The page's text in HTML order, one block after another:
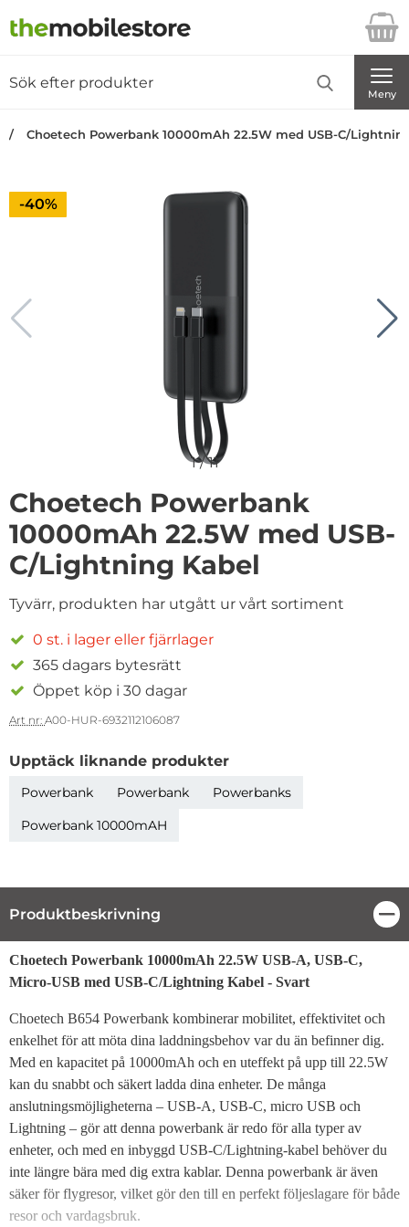
Startsidan för Danira Telecom AB
Meny
Choetech Powerbank 10000mAh 22.5W med USB-C/
Priset är nedsatt med
-40%
1/11
Choetech Powerbank
10000mAh 22.5W med USB-
C/Lightning Kabel
Tyvärr, produkten har utgått ur vårt sortiment
0 st. i lager eller fjärrlager
365 dagars bytesrätt
Öppet köp i 30 dagar
Art nr: A00-HUR-6932112106087
Upptäck liknande produkter
Powerbank Powerbank
Powerbanks
Powerbank 10000mAH
Produktbeskrivning
Produktbeskrivning
Choetech Powerbank 10000mAh 22.5W USB-A, USB-C,
Micro-USB med USB-C/Lightning Kabel - Svart
Choetech B654 Powerbank kombinerar mobilitet, effektivitet och
enkelhet för att möta dina laddningsbehov var du än befinner dig.
Med en kapacitet på 10000mAh och en uteffekt på upp till 22.5W
kan du snabbt och säkert ladda dina enheter. De många
anslutningsmöjligheterna – USB-A, USB-C, micro USB och
Lightning – gör att denna powerbank är redo för alla typer av
enheter, och med en inbyggd USB-C/Lightning-kabel behöver du
inte längre bära med dig extra kablar. Denna powerbank är även
säker för flygresor, vilket gör den till en perfekt följeslagare för både
resor och vardagsbruk.